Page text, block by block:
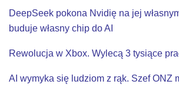
DeepSeek pokona Nvidię na jej
buduje własny chip do AI
Rewolucja w Xbox. Wylecą 3 tysiące
AI wymyka się ludziom z rąk. Szef ONZ